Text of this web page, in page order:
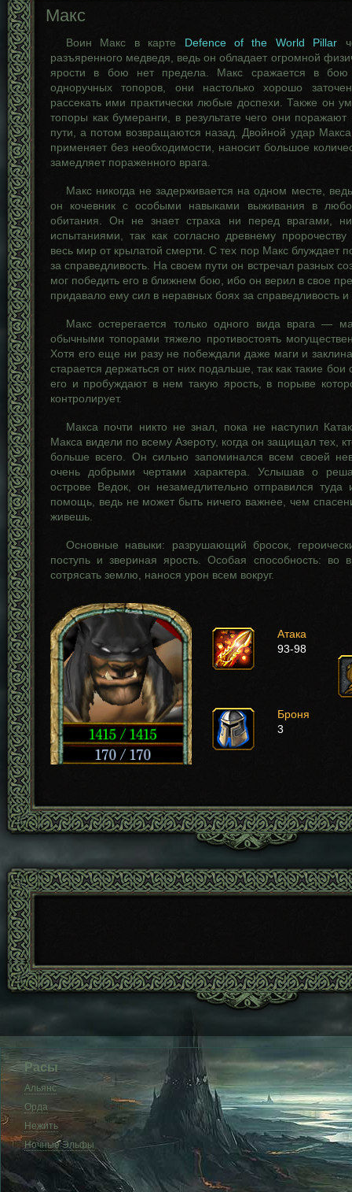
Макс
Воин Макс в карте Defence of the World Pillar
разъяренного медведя, ведь он обладает огромной
ярости в бою нет предела. Макс сражается в
одноручных топоров, они настолько хорошо
рассекать ими практически любые доспехи. Также он
топоры как бумеранги, в результате чего они
пути, а потом возвращаются назад. Двойной удар
применяет без необходимости, наносит большое
замедляет пораженного врага.
Макс никогда не задерживается на одном месте,
он кочевник с особыми навыками выживания в
обитания. Он не знает страха ни перед врагами,
испытаниями, так как согласно древнему
весь мир от крылатой смерти. С тех пор Макс блуждает
за справедливость. На своем пути он встречал разных
мог победить его в ближнем бою, ибо он верил в свое
придавало ему сил в неравных боях за справедливость и
Макс остерегается только одного вида врага —
обычными топорами тяжело противостоять
Хотя его еще ни разу не побеждали даже маги и
старается держаться от них подальше, так как такие
его и пробуждают в нем такую ярость, в порыве
контролирует.
Макса почти никто не знал, пока не наступил
Макса видели по всему Азероту, когда он защищал тех,
больше всего. Он сильно запоминался всем своей
очень добрыми чертами характера. Услышав о
острове Ведок, он незамедлительно отправился
помощь, ведь не может быть ничего важнее, чем
живешь.
Основные навыки: разрушающий бросок,
поступь и звериная ярость. Особая способность: во
сотрясать землю, нанося урон всем вокруг.
Атака
93-98
Броня
3
Расы
Альянс
Орда
Нежить
Ночные Эльфы